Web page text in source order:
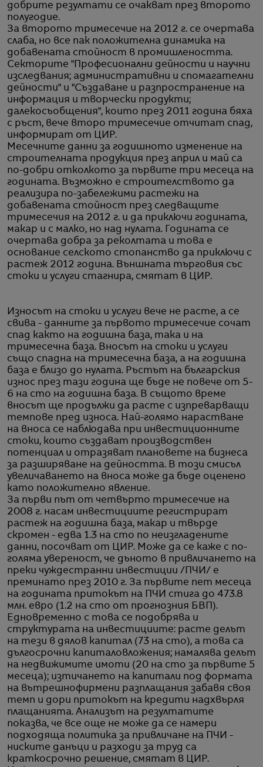
добрите резултати се очакват през второто
полугодие.
За второто тримесечие на 2012 г. се очертава
слаба, но все пак положителна динамика на
добавената стойност в промишлеността.
Секторите "Професионални дейности и научни
изследвания; административни и спомагателни
дейности" и "Създаване и разпространение на
информация и творчески продукти;
далекосъобщения", които през 2011 година бяха
с ръст, вече второ тримесечие отчитат спад,
информират от ЦИР.
Месечните данни за годишното изменение на
строителната продукция през април и май са
по-добри отколкото за първите три месеца на
годината. Възможно е строителството да
реализира по-забележими растежи на
добавената стойност през следващите
тримесечия на 2012 г. и да приключи годината,
макар и с малко, но над нулата. Годината се
очертава добра за реколтата и това е
основание селското стопанство да приключи с
растеж 2012 година. Външната търговия със
стоки и услуги стагнира, смятат в ЦИР.
Износът на стоки и услуги вече не расте, а се
свива - данните за първото тримесечие сочат
спад както на годишна база, така и на
тримесечна база. Вносът на стоки и услуги
също спадна на тримесечна база, а на годишна
база е близо до нулата. Ръстът на българския
износ през тази година ще бъде не повече от 5-
6 на сто на годишна база. В същото време
вносът ще продължи да расте с изпреварващи
темпове пред износа. Най-голямо нарастване
на вноса се наблюдава при инвестиционните
стоки, които създават производствен
потенциал и отразяват плановете на бизнеса
за разширяване на дейността. В този смисъл
увеличаването на вноса може да бъде оценено
като положително явление.
За първи път от четвърто тримесечие на
2008 г. насам инвестициите регистрират
растеж на годишна база, макар и твърде
скромен - едва 1.3 на сто по неизгладените
данни, посочват от ЦИР. Може да се каже с по-
голяма увереност, че дъното в привличането на
преки чуждестранни инвестиции /ПЧИ/ е
преминато през 2010 г. За първите пет месеца
на годината притокът на ПЧИ стига до 473.8
млн. евро (1.2 на сто от прогнозния БВП).
Едновременно с това се подобрява и
структурата на инвестициите: расте делът
на тези в дялов капитал (73 на сто), а това са
дългосрочни капиталовложения; намалява делът
на недвижимите имоти (20 на сто за първите 5
месеца); изтичането на капитали под формата
на вътрешнофирмени разплащания забавя своя
темп и дори притокът на кредити надхвърля
плащанията. Анализът на резултатите
показва, че все още не може да се намери
подходяща политика за привличане на ПЧИ -
ниските данъци и разходи за труд са
краткосрочно решение, смятат в ЦИР.